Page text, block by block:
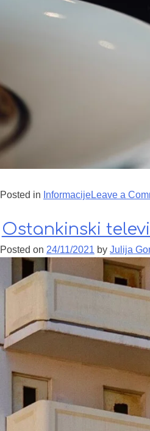
Posted in InformacijeLeave a
Ostankinski
Posted on 24/11/2021 by Julija